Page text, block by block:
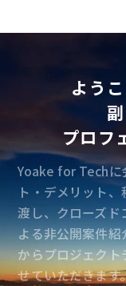
よう
プロフ
Yoake for Techに
ト・デメリット
渡し、クローズド
よる非公開案件紹
からプロジェク
せていただきます